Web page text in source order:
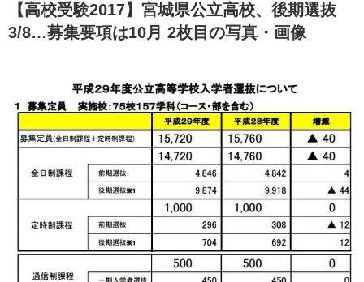
【高校受験2017】宮城県公立高校、後期選抜
3/8…募集要項は10月 2枚目の写真・画像